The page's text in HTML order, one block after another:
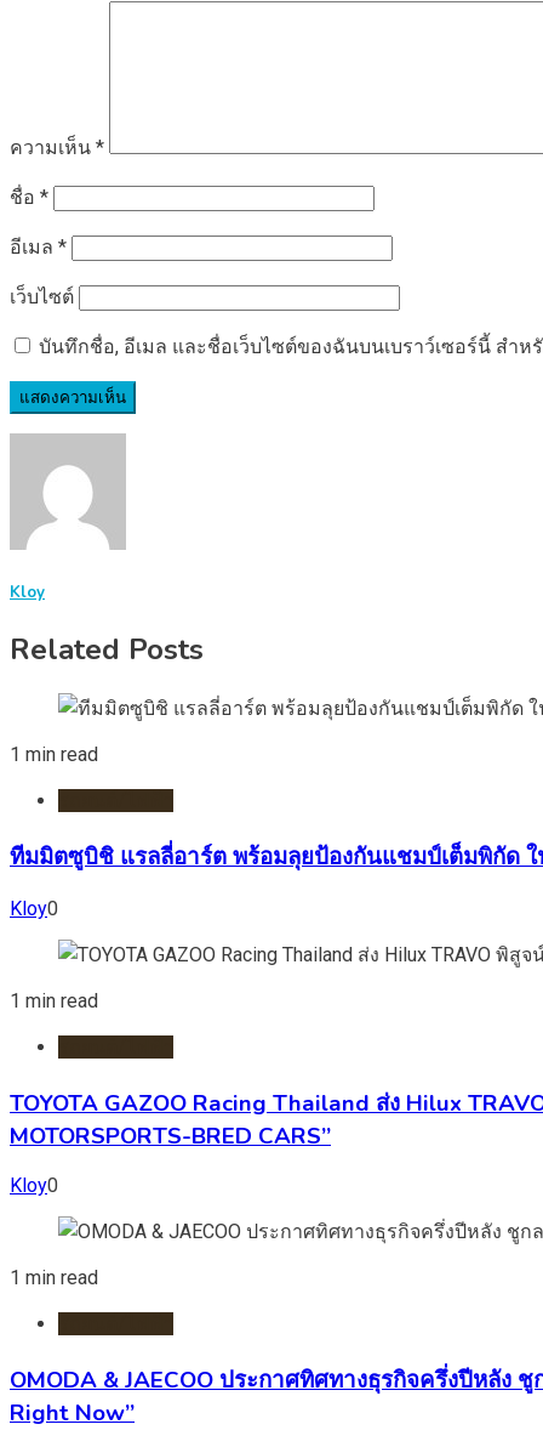
ความเห็น *
ชื่อ *
อีเมล *
เว็บไซต์
บันทึกชื่อ, อีเมล และชื่อเว็บไซต์ของฉันบนเบราว์เซอร์นี้ สำห
Kloy
Related Posts
1 min read
ทีมมิตซูบิชิ แรลลี่อาร์ต พร้อมลุยป้องกันแชมป์เต็มพิกัด
Kloy0
1 min read
TOYOTA GAZOO Racing Thailand ส่ง Hilux
MOTORSPORTS-BRED CARS”
Kloy0
1 min read
OMODA & JAECOO ประกาศทิศทางธุรกิจครึ่งปีหลัง
Right Now”